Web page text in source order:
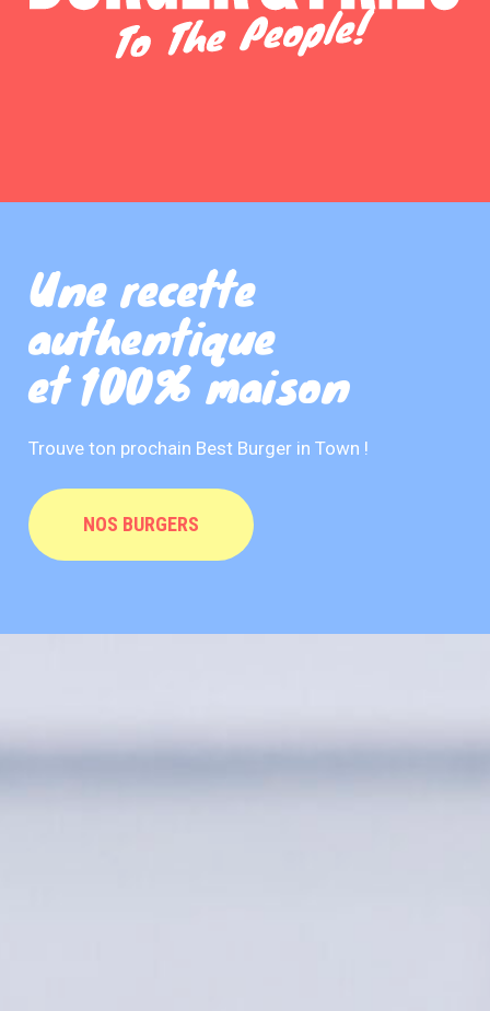
Une recette
authentique
et 100% maison
Trouve ton prochain Best Burger in Town !
NOS BURGERS